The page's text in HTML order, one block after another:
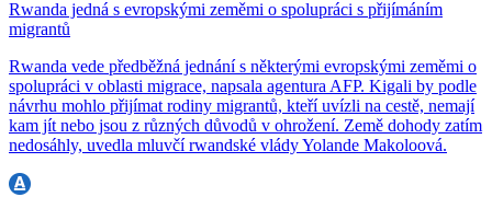
Rwanda jedná s evropskými zeměmi o spolupráci s přijímáním
migrantů
Rwanda vede předběžná jednání s některými evropskými zeměmi o
spolupráci v oblasti migrace, napsala agentura AFP. Kigali by podle
návrhu mohlo přijímat rodiny migrantů, kteří uvízli na cestě, nemají
kam jít nebo jsou z různých důvodů v ohrožení. Země dohody zatím
nedosáhly, uvedla mluvčí rwandské vlády Yolande Makoloová.